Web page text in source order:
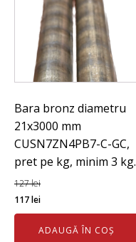
Bara bronz diametru
21x3000 mm
CUSN7ZN4PB7-C-GC,
pret pe kg, minim 3 kg.
127lei
Prețul
inițial
117leiPrețul
curent
este:
ADAUGĂ ÎN COȘ